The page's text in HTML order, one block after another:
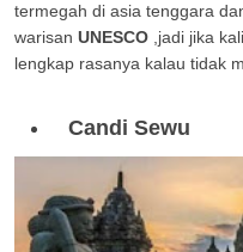
termegah di asia tenggara
warisan UNESCO ,jadi jika
lengkap rasanya kalau tidak
Candi Sewu